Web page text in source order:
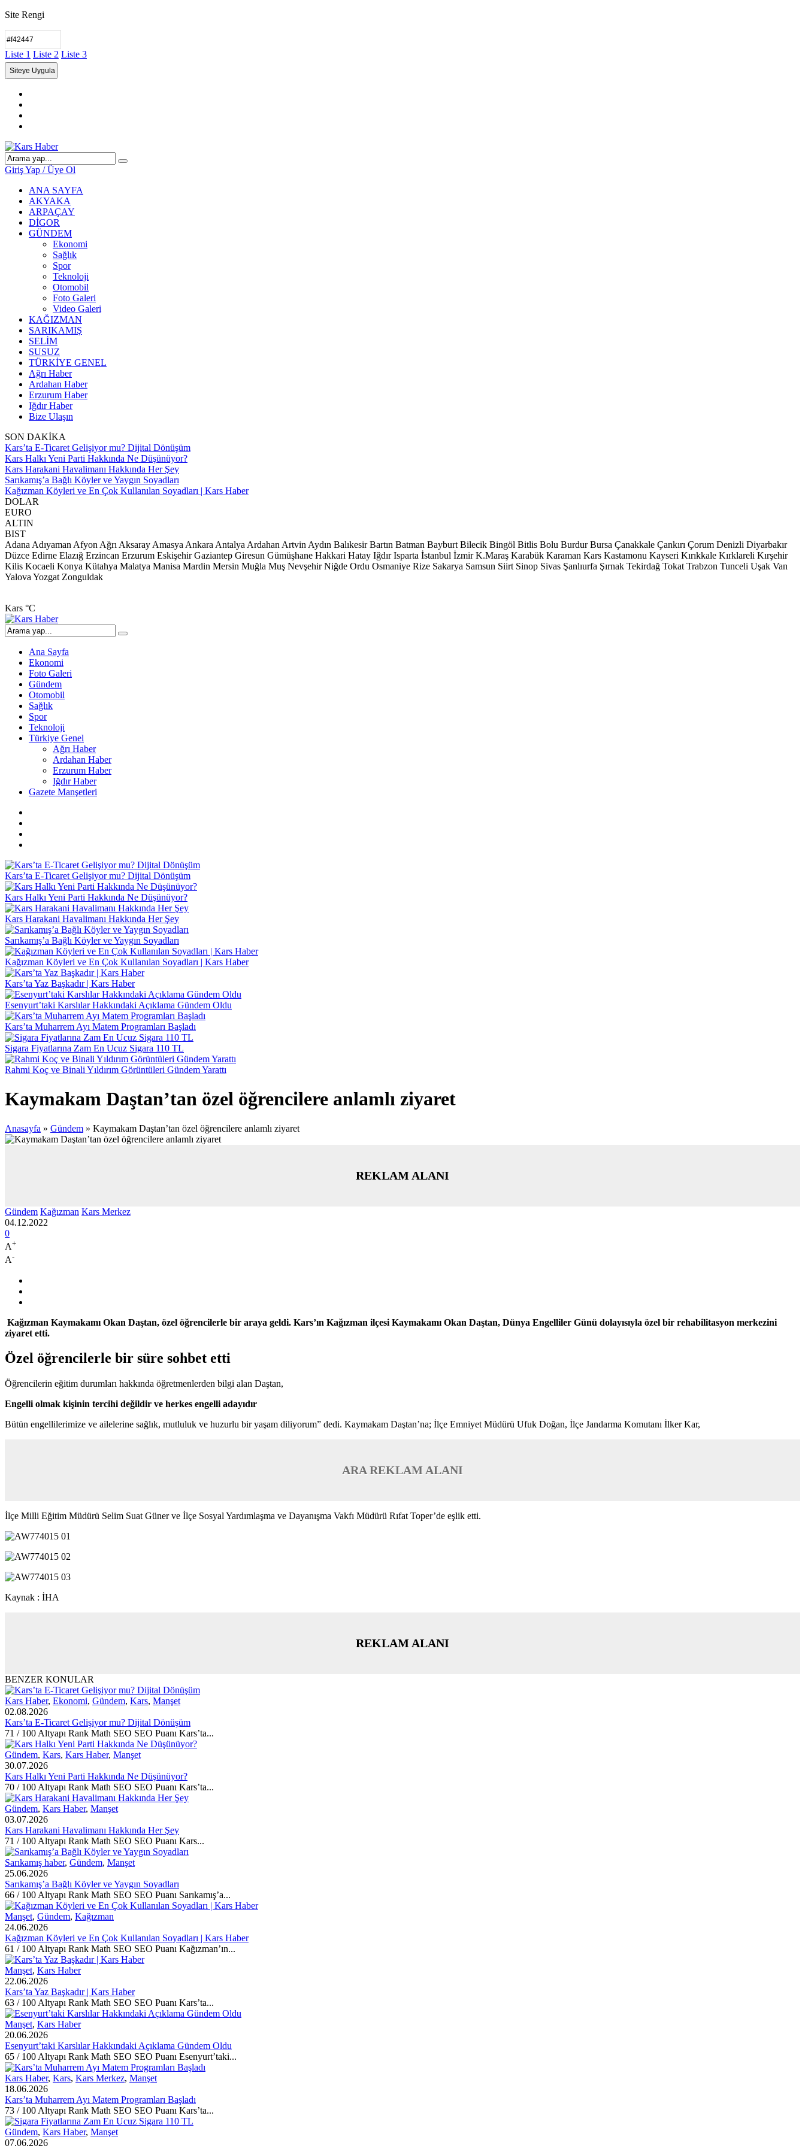
Site Rengi
Liste 1 Liste 2 Liste 3
Giriş Yap / Üye Ol
ANA SAYFA
AKYAKA
ARPAÇAY
DİGOR
GÜNDEM
Ekonomi
Sağlık
Spor
Teknoloji
Otomobil
Foto Galeri
Video Galeri
KAĞIZMAN
SARIKAMIŞ
SELİM
SUSUZ
TÜRKİYE GENEL
Ağrı Haber
Ardahan Haber
Erzurum Haber
Iğdır Haber
Bize Ulaşın
SON DAKİKA
Kars’ta E-Ticaret Gelişiyor mu? Dijital Dönüşüm
Kars Halkı Yeni Parti Hakkında Ne Düşünüyor?
Kars Harakani Havalimanı Hakkında Her Şey
Sarıkamış’a Bağlı Köyler ve Yaygın Soyadları
Kağızman Köyleri ve En Çok Kullanılan Soyadları | Kars Haber
DOLAR
EURO
ALTIN
BIST
Adana Adıyaman Afyon Ağrı Aksaray Amasya Ankara Antalya Ardahan Artvin Aydın Balıkesir Bartın Batman Bayburt Bilecik Bingöl Bitlis Bolu Burdur Bursa Çanakkale Çankırı Çorum Denizli Diyarbakır
Düzce Edirne Elazığ Erzincan Erzurum Eskişehir Gaziantep Giresun Gümüşhane Hakkari Hatay Iğdır Isparta İstanbul İzmir K.Maraş Karabük Karaman Kars Kastamonu Kayseri Kırıkkale Kırklareli Kırşehir
Kilis Kocaeli Konya Kütahya Malatya Manisa Mardin Mersin Muğla Muş Nevşehir Niğde Ordu Osmaniye Rize Sakarya Samsun Siirt Sinop Sivas Şanlıurfa Şırnak Tekirdağ Tokat Trabzon Tunceli Uşak Van
Yalova Yozgat Zonguldak
Kars °C
Ana Sayfa
Ekonomi
Foto Galeri
Gündem
Otomobil
Sağlık
Spor
Teknoloji
Türkiye Genel
Ağrı Haber
Ardahan Haber
Erzurum Haber
Iğdır Haber
Gazete Manşetleri
Kars’ta E-Ticaret Gelişiyor mu? Dijital Dönüşüm
Kars Halkı Yeni Parti Hakkında Ne Düşünüyor?
Kars Harakani Havalimanı Hakkında Her Şey
Sarıkamış’a Bağlı Köyler ve Yaygın Soyadları
Kağızman Köyleri ve En Çok Kullanılan Soyadları | Kars Haber
Kars’ta Yaz Başkadır | Kars Haber
Esenyurt’taki Karslılar Hakkındaki Açıklama Gündem Oldu
Kars’ta Muharrem Ayı Matem Programları Başladı
Sigara Fiyatlarına Zam En Ucuz Sigara 110 TL
Rahmi Koç ve Binali Yıldırım Görüntüleri Gündem Yarattı
Kaymakam Daştan’tan özel öğrencilere anlamlı ziyaret
Anasayfa » Gündem » Kaymakam Daştan’tan özel öğrencilere anlamlı ziyaret
REKLAM ALANI
Gündem Kağızman Kars Merkez
04.12.2022
0
A+
A-
Kağızman Kaymakamı Okan Daştan, özel öğrencilerle bir araya geldi. Kars’ın Kağızman ilçesi Kaymakamı Okan Daştan, Dünya Engelliler Günü dolayısıyla özel bir rehabilitasyon merkezini
ziyaret etti.
Özel öğrencilerle bir süre sohbet etti
Öğrencilerin eğitim durumları hakkında öğretmenlerden bilgi alan Daştan,
Engelli olmak kişinin tercihi değildir ve herkes engelli adayıdır
Bütün engellilerimize ve ailelerine sağlık, mutluluk ve huzurlu bir yaşam diliyorum” dedi. Kaymakam Daştan’na; İlçe Emniyet Müdürü Ufuk Doğan, İlçe Jandarma Komutanı İlker Kar,
ARA REKLAM ALANI
İlçe Milli Eğitim Müdürü Selim Suat Güner ve İlçe Sosyal Yardımlaşma ve Dayanışma Vakfı Müdürü Rıfat Toper’de eşlik etti.
Kaynak : İHA
REKLAM ALANI
BENZER KONULAR
Kars Haber, Ekonomi, Gündem, Kars, Manşet
02.08.2026
Kars’ta E-Ticaret Gelişiyor mu? Dijital Dönüşüm
71 / 100 Altyapı Rank Math SEO SEO Puanı Kars’ta...
Gündem, Kars, Kars Haber, Manşet
30.07.2026
Kars Halkı Yeni Parti Hakkında Ne Düşünüyor?
70 / 100 Altyapı Rank Math SEO SEO Puanı Kars’ta...
Gündem, Kars Haber, Manşet
03.07.2026
Kars Harakani Havalimanı Hakkında Her Şey
71 / 100 Altyapı Rank Math SEO SEO Puanı Kars...
Sarıkamış haber, Gündem, Manşet
25.06.2026
Sarıkamış’a Bağlı Köyler ve Yaygın Soyadları
66 / 100 Altyapı Rank Math SEO SEO Puanı Sarıkamış’a...
Manşet, Gündem, Kağızman
24.06.2026
Kağızman Köyleri ve En Çok Kullanılan Soyadları | Kars Haber
61 / 100 Altyapı Rank Math SEO SEO Puanı Kağızman’ın...
Manşet, Kars Haber
22.06.2026
Kars’ta Yaz Başkadır | Kars Haber
63 / 100 Altyapı Rank Math SEO SEO Puanı Kars’ta...
Manşet, Kars Haber
20.06.2026
Esenyurt’taki Karslılar Hakkındaki Açıklama Gündem Oldu
65 / 100 Altyapı Rank Math SEO SEO Puanı Esenyurt’taki...
Kars Haber, Kars, Kars Merkez, Manşet
18.06.2026
Kars’ta Muharrem Ayı Matem Programları Başladı
73 / 100 Altyapı Rank Math SEO SEO Puanı Kars’ta...
Gündem, Kars Haber, Manşet
07.06.2026